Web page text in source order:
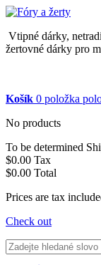
Vtipné dárky,
žertovné dárky pro
Košík 0 položka
No products
To be determined
$0.00 Tax
$0.00 Total
Prices are tax
Check out